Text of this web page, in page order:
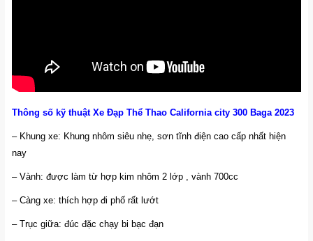
Thông số kỹ thuật Xe Đạp Thể Thao California city 300 Baga 2023
– Khung xe: Khung nhôm siêu nhẹ, sơn tĩnh điện cao cấp nhất hiện
nay
– Vành: được làm từ hợp kim nhôm 2 lớp , vành 700cc
– Càng xe: thích hợp đi phố rất lướt
– Trục giữa: đúc đặc chạy bi bạc đạn